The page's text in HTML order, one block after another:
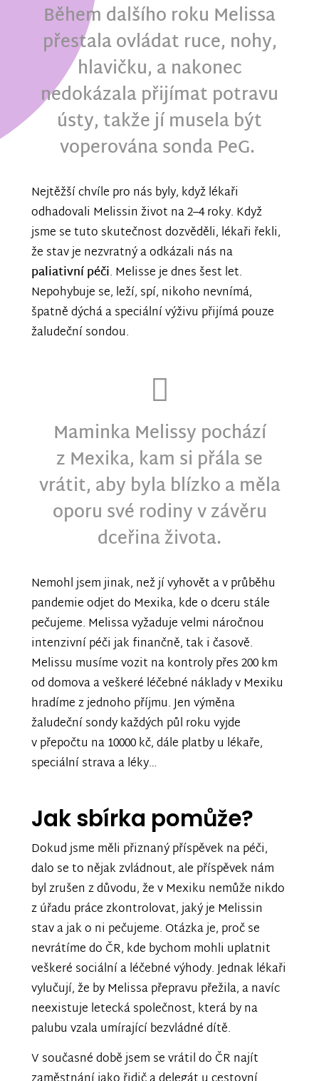
Během dalšího roku Melissa
přestala ovládat ruce, nohy,
hlavičku, a nakonec
nedokázala přijímat potravu
ústy, takže jí musela být
voperována sonda PeG.
Nejtěžší chvíle pro nás byly, když lékaři
odhadovali Melissin život na 2–4 roky. Když
jsme se tuto skutečnost dozvěděli, lékaři řekli,
že stav je nezvratný a odkázali nás na
paliativní péči. Melisse je dnes šest let.
Nepohybuje se, leží, spí, nikoho nevnímá,
špatně dýchá a speciální výživu přijímá pouze
žaludeční sondou.
Maminka Melissy pochází
z Mexika, kam si přála se
vrátit, aby byla blízko a měla
oporu své rodiny v závěru
dceřina života.
Nemohl jsem jinak, než jí vyhovět a v průběhu
pandemie odjet do Mexika, kde o dceru stále
pečujeme. Melissa vyžaduje velmi náročnou
intenzivní péči jak finančně, tak i časově.
Melissu musíme vozit na kontroly přes 200 km
od domova a veškeré léčebné náklady v Mexiku
hradíme z jednoho příjmu. Jen výměna
žaludeční sondy každých půl roku vyjde
v přepočtu na 10000 kč, dále platby u lékaře,
speciální strava a léky…
Jak sbírka pomůže?
Dokud jsme měli přiznaný příspěvek na péči,
dalo se to nějak zvládnout, ale příspěvek nám
byl zrušen z důvodu, že v Mexiku nemůže nikdo
z úřadu práce zkontrolovat, jaký je Melissin
stav a jak o ni pečujeme. Otázka je, proč se
nevrátíme do ČR, kde bychom mohli uplatnit
veškeré sociální a léčebné výhody. Jednak lékaři
vylučují, že by Melissa přepravu přežila, a navíc
neexistuje letecká společnost, která by na
palubu vzala umírající bezvládné dítě.
V současné době jsem se vrátil do ČR najít